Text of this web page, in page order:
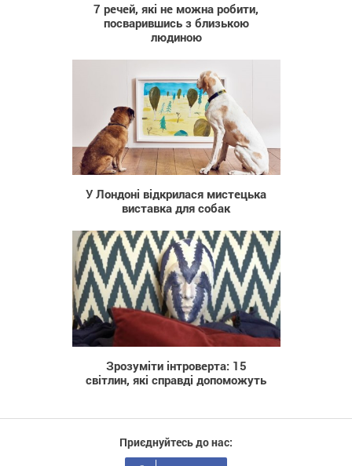
7 речей, які не можна робити,
посварившись з близькою
людиною
607
У Лондоні відкрилася мистецька
виставка для собак
28 091
Зрозуміти інтроверта: 15
світлин, які справді допоможуть
Приєднуйтесь до нас: